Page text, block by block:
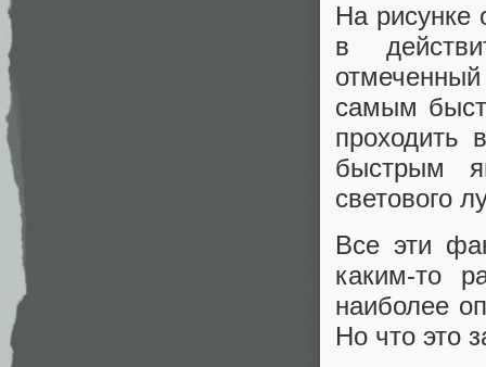
На рисунке
в
самым
проходить
быстрым
светового
Все эти
каким-то
наиболее
Но что это